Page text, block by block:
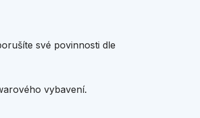
své povinnosti dle
vybavení.